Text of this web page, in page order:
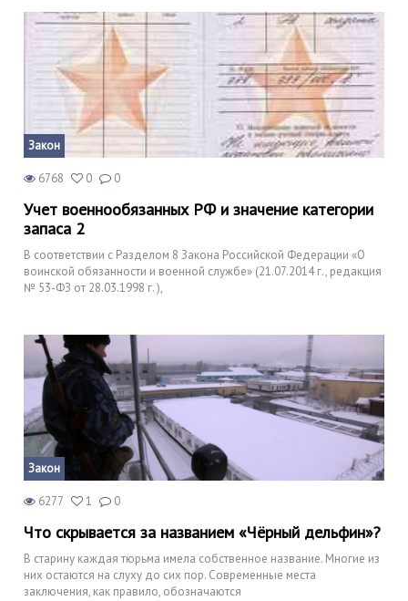
Закон
6768 0 0
Учет военнообязанных РФ и значение категории
запаса 2
В соответствии с Разделом 8 Закона Российской Федерации «О
воинской обязанности и военной службе» (21.07.2014 г., редакция
№ 53-ФЗ от 28.03.1998 г. ),
Закон
6277 1 0
Что скрывается за названием «Чёрный дельфин»?
В старину каждая тюрьма имела собственное название. Многие из
них остаются на слуху до сих пор. Современные места
заключения, как правило, обозначаются